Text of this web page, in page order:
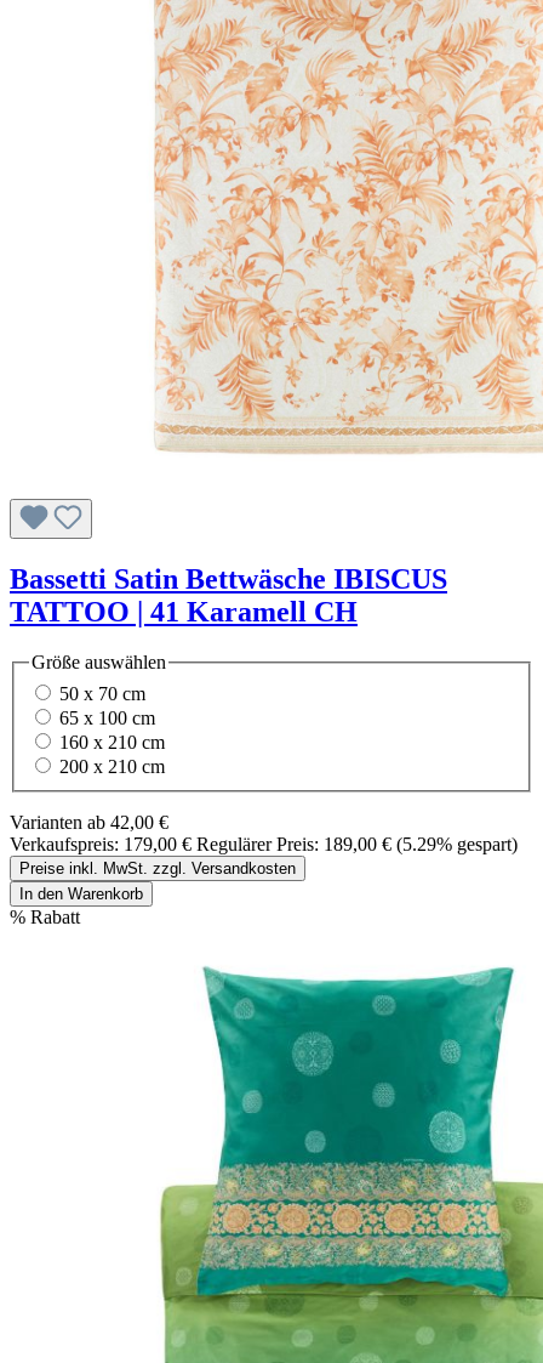
Bassetti Satin Bettwäsche IBISCUS
TATTOO | 41 Karamell CH
Größe auswählen
50 x 70 cm
65 x 100 cm
160 x 210 cm
200 x 210 cm
Varianten ab 42,00 €
Verkaufspreis: 179,00 € Regulärer Preis: 189,00 € (5.29% gespart)
Preise inkl. MwSt. zzgl. Versandkosten
In den Warenkorb
% Rabatt